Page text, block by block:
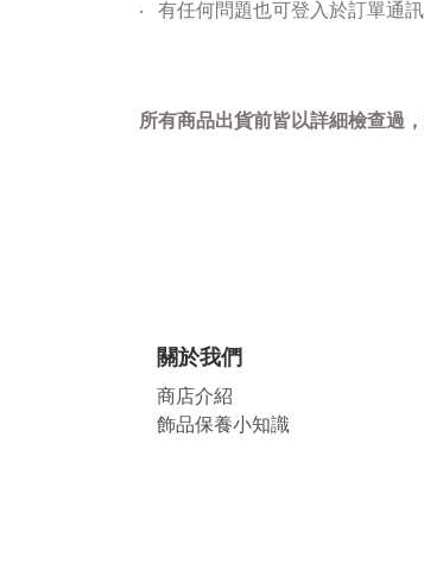
‧ 有任何問題也可登入於訂單通
所有商品出貨前皆以詳細檢查過
關於我們
商店介紹
飾品保養小知識